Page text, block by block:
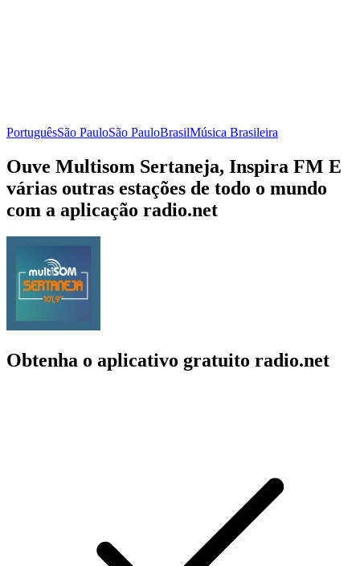
PortuguêsSão PauloSão PauloBrasilMúsica Brasileira
Ouve Multisom Sertaneja, Inspira FM E
várias outras estações de todo o mundo
com a aplicação radio.net
Obtenha o aplicativo gratuito radio.net